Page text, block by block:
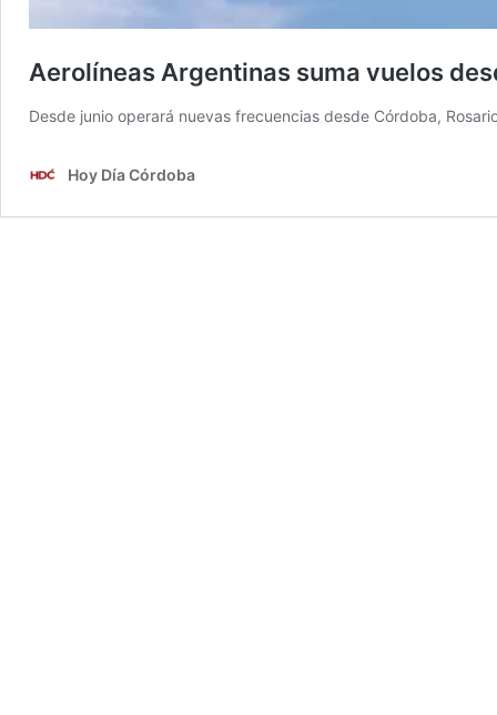
Aerolíneas Argentinas suma vuelos
Desde junio operará nuevas frecuencias desde Córdoba,
Hoy Día Córdoba